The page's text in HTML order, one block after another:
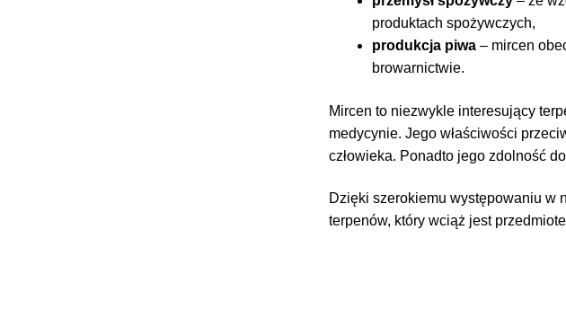
produktach spożywczych,
produkcja piwa– mircen
browarnictwie.
Mircen to niezwykle interesujący
medycynie. Jego właściwości
człowieka. Ponadto jego zdolność
Dzięki szerokiemu występowaniu w
terpenów, który wciąż jest